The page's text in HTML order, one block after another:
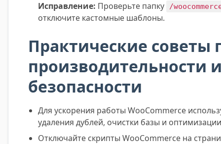
Исправление: Проверьте папку /
отключите кастомные шаблоны.
Практические советы
производительности
безопасности
Для ускорения работы WooCommerce
удаления дублей, очистки базы и
Отключайте скрипты WooCommerce на